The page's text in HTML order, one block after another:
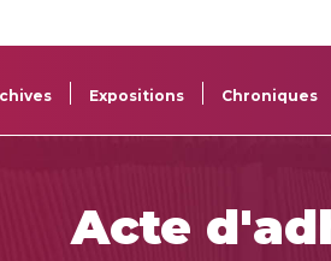
Sacem
projets
Expositions Chroniques
Acte